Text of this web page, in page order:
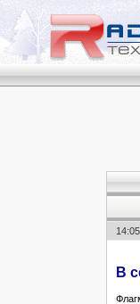
14:05
В